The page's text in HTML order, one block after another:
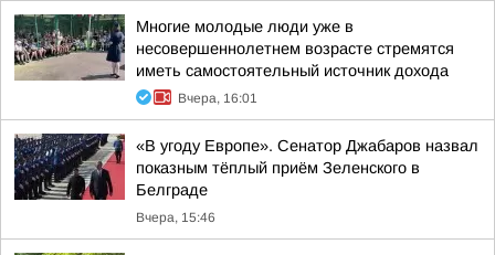
Многие молодые люди уже в
несовершеннолетнем возрасте стремятся
иметь самостоятельный источник дохода
Вчера, 16:01
«В угоду Европе». Сенатор Джабаров назвал
показным тёплый приём Зеленского в
Белграде
Вчера, 15:46